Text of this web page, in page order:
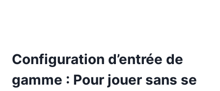
Configuration d’entrée de
gamme : Pour jouer sans se